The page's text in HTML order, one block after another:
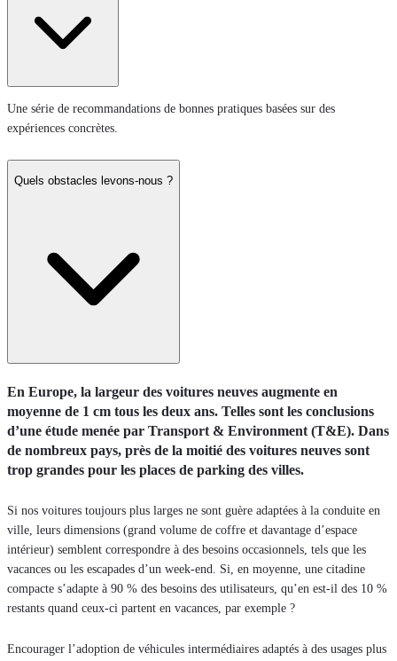
Une série de recommandations de bonnes pratiques basées sur des
expériences concrètes.
Quels obstacles levons-nous ?
En Europe, la largeur des voitures neuves augmente en
moyenne de 1 cm tous les deux ans. Telles sont les conclusions
d’une étude menée par Transport & Environment (T&E). Dans
de nombreux pays, près de la moitié des voitures neuves sont
trop grandes pour les places de parking des villes.
Si nos voitures toujours plus larges ne sont guère adaptées à la conduite en
ville, leurs dimensions (grand volume de coffre et davantage d’espace
intérieur) semblent correspondre à des besoins occasionnels, tels que les
vacances ou les escapades d’un week-end. Si, en moyenne, une citadine
compacte s’adapte à 90 % des besoins des utilisateurs, qu’en est-il des 10 %
restants quand ceux-ci partent en vacances, par exemple ?
Encourager l’adoption de véhicules intermédiaires adaptés à des usages plus